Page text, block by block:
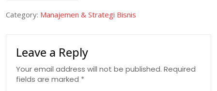
Category: Manajemen & Strategi Bisnis
Leave a Reply
Your email address will not be published. Required
fields are marked *